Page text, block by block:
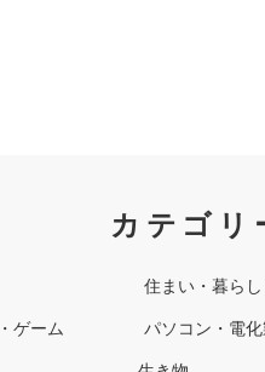
カテゴリ
住まい・暮ら
ゲーム パソコン・電